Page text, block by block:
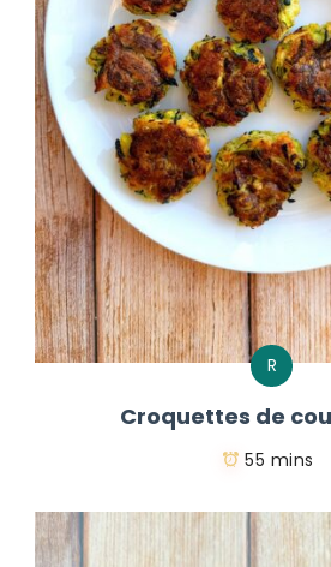
R
Croquettes de
55 mins